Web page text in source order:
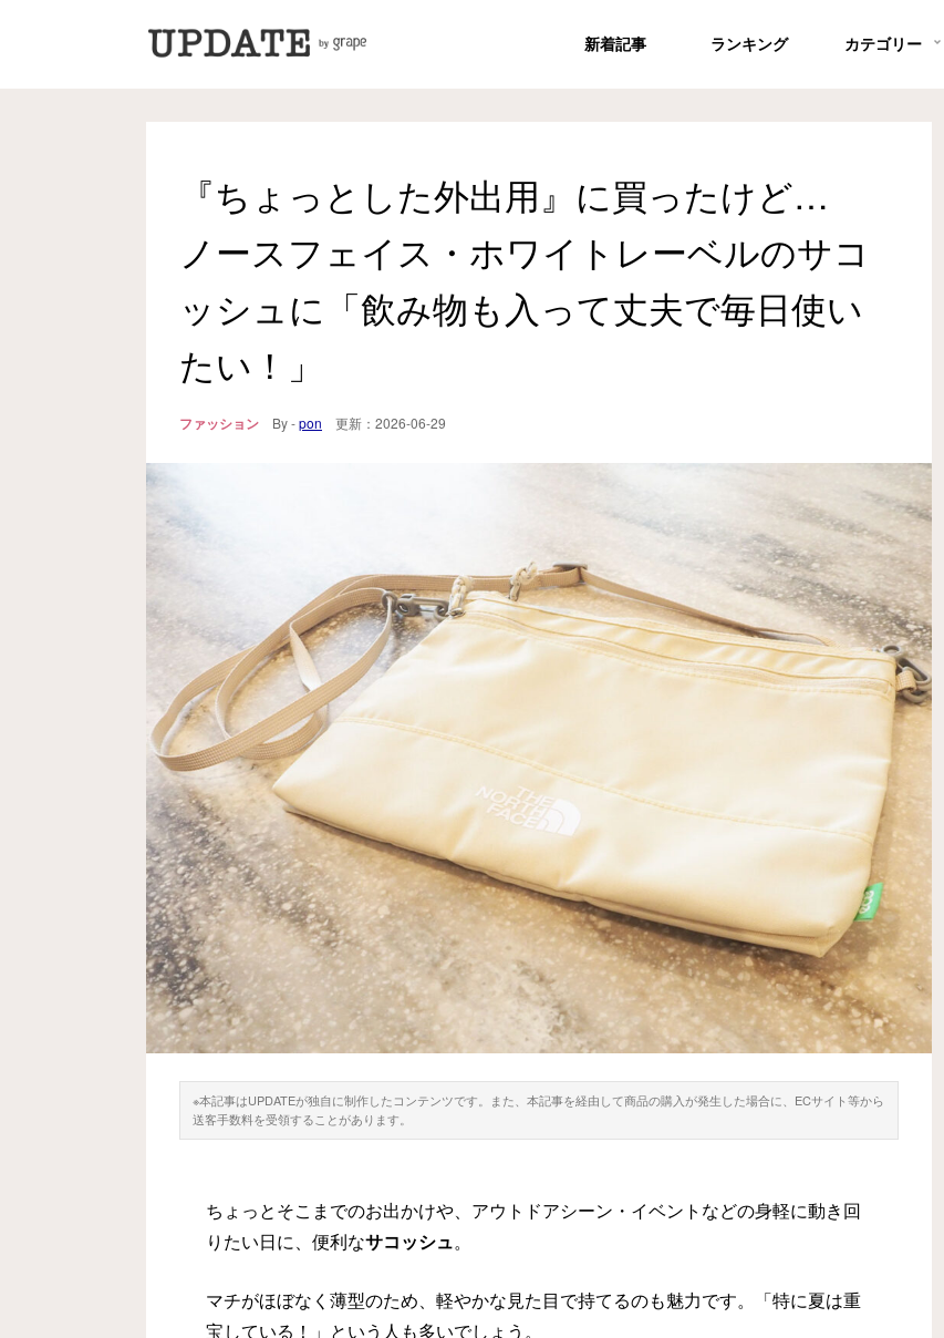
新着記事 ランキング カテゴリー
『ちょっとした外出用』に買ったけど…
ノースフェイス・ホワイトレーベルのサコ
ッシュに「飲み物も入って丈夫で毎日使い
たい！」
ファッション By -pon 更新： 2026-06-29
※本記事はUPDATEが独自に制作したコンテンツです。また、本記事を経由して商品の購入が発生した場合に、ECサイト等から
送客手数料を受領することがあります。
ちょっとそこまでのお出かけや、アウトドアシーン・イベントなどの身軽に動き回
りたい日に、便利なサコッシュ。
マチがほぼなく薄型のため、軽やかな見た目で持てるのも魅力です。「特に夏は重
宝している！」という人も多いでしょう。
「バックパックってどう洗って
る？」 4か月ほぼ毎日背負って
きたグレゴリー『オールデイ』
ファッション 2026.07.31
「使い道ありすぎ！」「早く知り
たかった～」 カリマーの3WAY
「スニーカーは蒸れる」「サンダ
ルは歩きにくい…」 コロンビア
の『シャンダル』が解決してくれ
2026.08.07
「疲れない」といわれるニューバ
ランス 30足以上履いて『ベスト
5』を選んだ
ファッション 2024.05.08
「こんなに使えると思わなかっ
た…」 旅のサブバッグを探して
るなら『グレゴリー』のコレ、チ
ェックして！
ファッション 2026.07.21